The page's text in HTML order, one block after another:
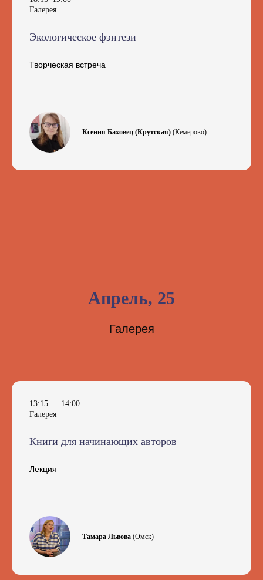
Галерея
Экологическое фэнтези
Творческая встреча
Ксения Баховец (Крутская) (Кемерово)
Апрель, 25
Галерея
13:15 — 14:00
Галерея
Книги для начинающих авторов
Лекция
Тамара Львова (Омск)